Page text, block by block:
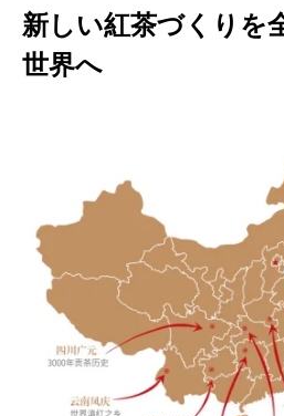
新しい紅茶づくりを
世界へ